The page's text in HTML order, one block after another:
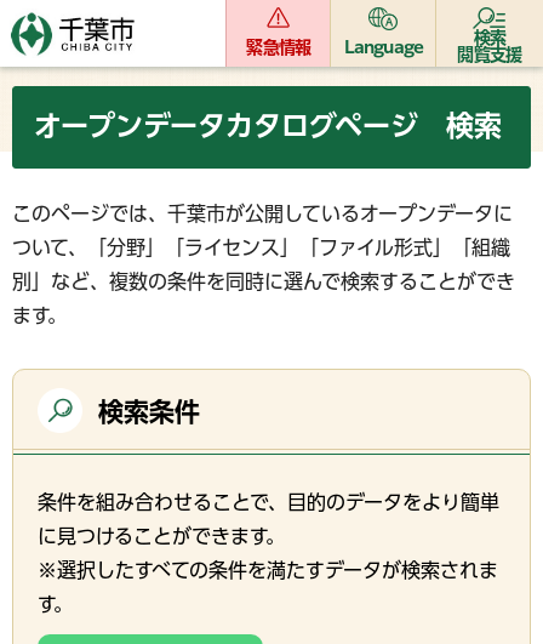
緊急情報 Language
検索
閲覧支援
オープンデータカタログページ 検索
このページでは、千葉市が公開しているオープンデータに
ついて、「分野」「ライセンス」「ファイル形式」「組織
別」など、複数の条件を同時に選んで検索することができ
ます。
検索条件
条件を組み合わせることで、目的のデータをより簡単
に見つけることができます。
※選択したすべての条件を満たすデータが検索されま
す。